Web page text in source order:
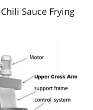
Sauce Frying